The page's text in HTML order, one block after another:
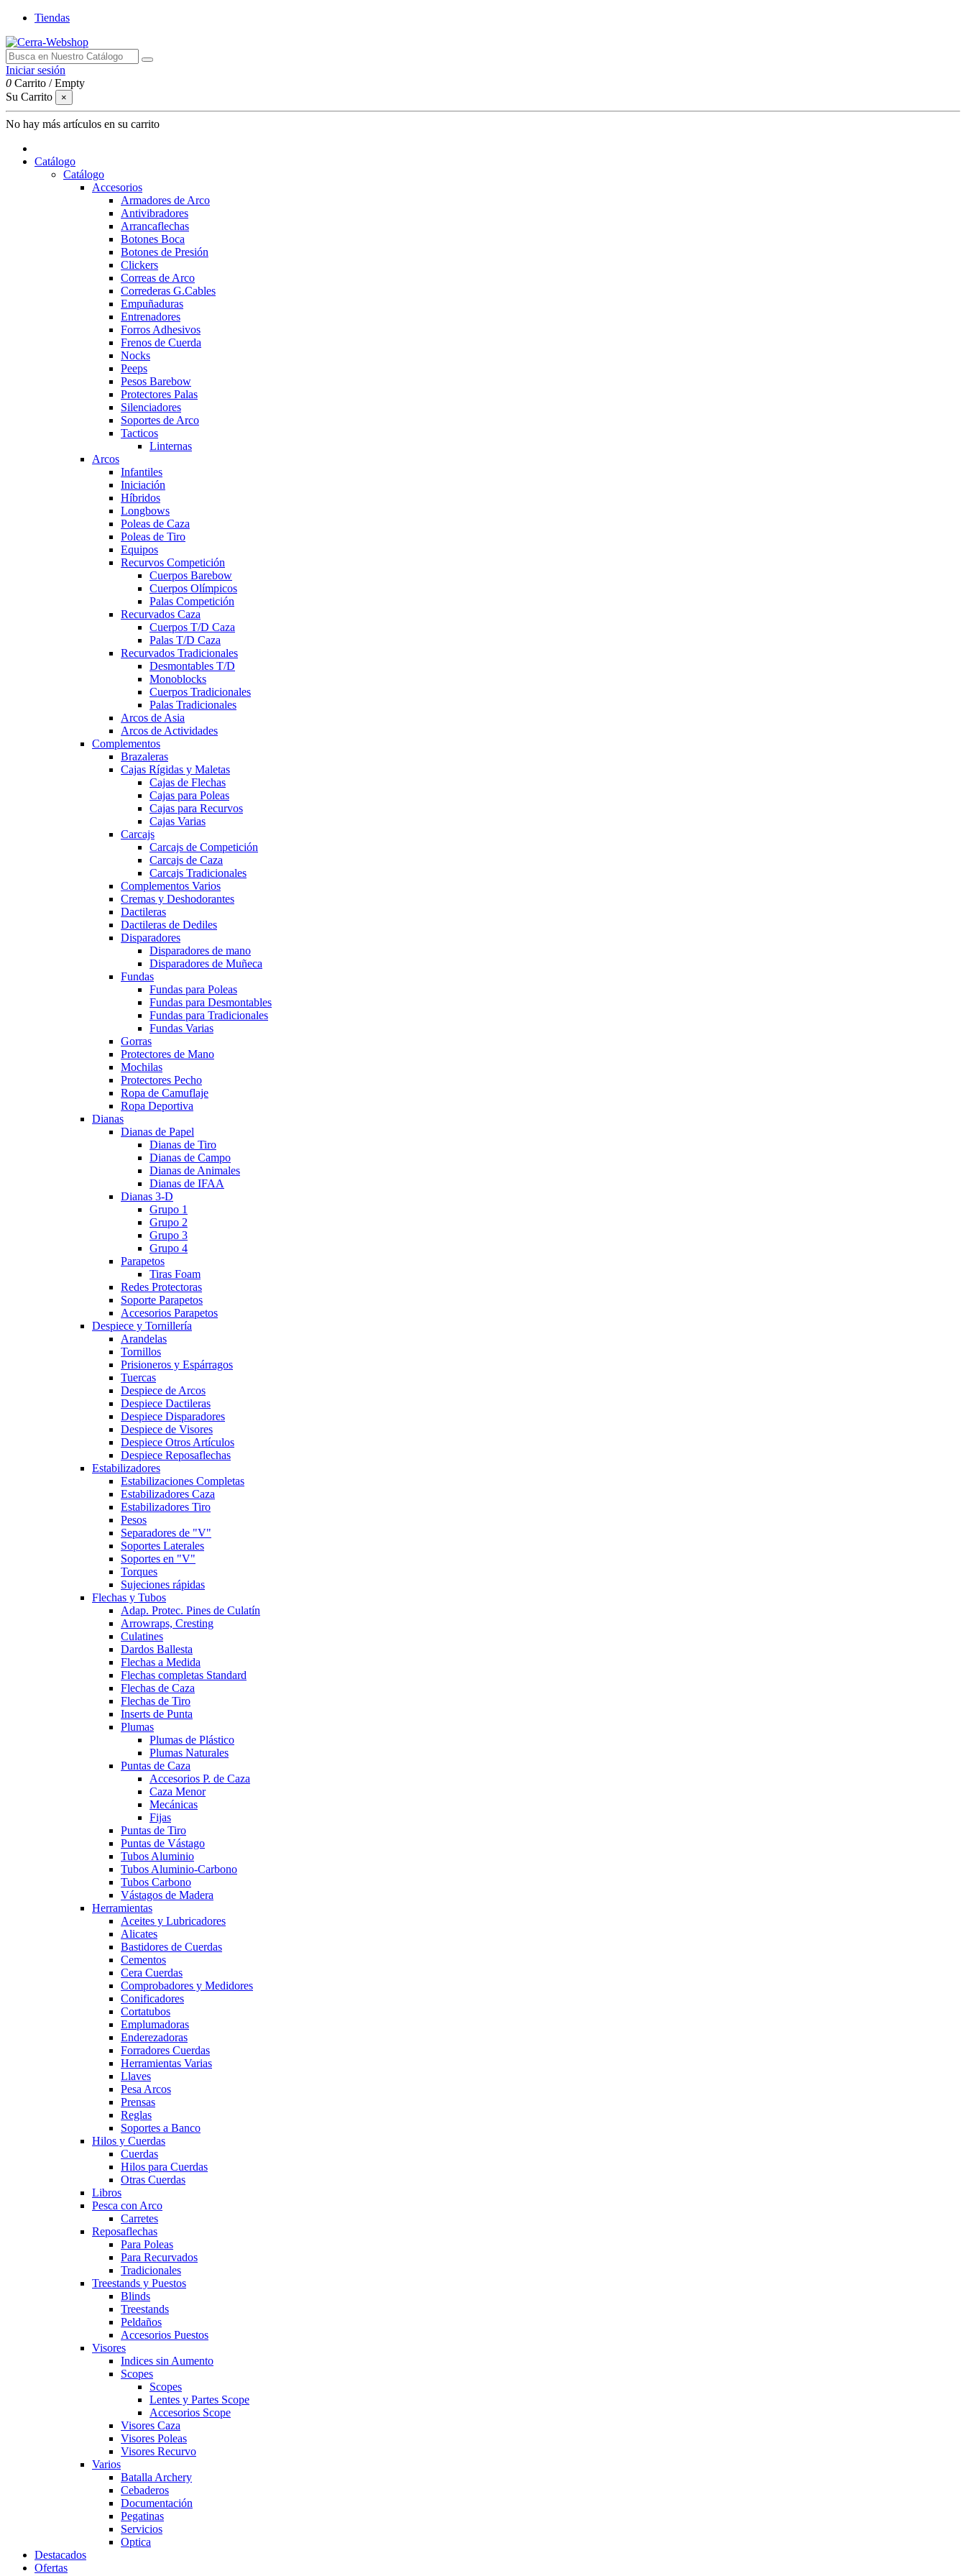
Tiendas
Iniciar sesión
0 Carrito /Empty
Su Carrito
×
No hay más artículos en su carrito
Catálogo
Catálogo
Accesorios
Armadores de Arco
Antivibradores
Arrancaflechas
Botones Boca
Botones de Presión
Clickers
Correas de Arco
Correderas G.Cables
Empuñaduras
Entrenadores
Forros Adhesivos
Frenos de Cuerda
Nocks
Peeps
Pesos Barebow
Protectores Palas
Silenciadores
Soportes de Arco
Tacticos
Linternas
Arcos
Infantiles
Iniciación
Híbridos
Longbows
Poleas de Caza
Poleas de Tiro
Equipos
Recurvos Competición
Cuerpos Barebow
Cuerpos Olímpicos
Palas Competición
Recurvados Caza
Cuerpos T/D Caza
Palas T/D Caza
Recurvados Tradicionales
Desmontables T/D
Monoblocks
Cuerpos Tradicionales
Palas Tradicionales
Arcos de Asia
Arcos de Actividades
Complementos
Brazaleras
Cajas Rígidas y Maletas
Cajas de Flechas
Cajas para Poleas
Cajas para Recurvos
Cajas Varias
Carcajs
Carcajs de Competición
Carcajs de Caza
Carcajs Tradicionales
Complementos Varios
Cremas y Deshodorantes
Dactileras
Dactileras de Dediles
Disparadores
Disparadores de mano
Disparadores de Muñeca
Fundas
Fundas para Poleas
Fundas para Desmontables
Fundas para Tradicionales
Fundas Varias
Gorras
Protectores de Mano
Mochilas
Protectores Pecho
Ropa de Camuflaje
Ropa Deportiva
Dianas
Dianas de Papel
Dianas de Tiro
Dianas de Campo
Dianas de Animales
Dianas de IFAA
Dianas 3-D
Grupo 1
Grupo 2
Grupo 3
Grupo 4
Parapetos
Tiras Foam
Redes Protectoras
Soporte Parapetos
Accesorios Parapetos
Despiece y Tornillería
Arandelas
Tornillos
Prisioneros y Espárragos
Tuercas
Despiece de Arcos
Despiece Dactileras
Despiece Disparadores
Despiece de Visores
Despiece Otros Artículos
Despiece Reposaflechas
Estabilizadores
Estabilizaciones Completas
Estabilizadores Caza
Estabilizadores Tiro
Pesos
Separadores de "V"
Soportes Laterales
Soportes en "V"
Torques
Sujeciones rápidas
Flechas y Tubos
Adap. Protec. Pines de Culatín
Arrowraps, Cresting
Culatines
Dardos Ballesta
Flechas a Medida
Flechas completas Standard
Flechas de Caza
Flechas de Tiro
Inserts de Punta
Plumas
Plumas de Plástico
Plumas Naturales
Puntas de Caza
Accesorios P. de Caza
Caza Menor
Mecánicas
Fijas
Puntas de Tiro
Puntas de Vástago
Tubos Aluminio
Tubos Aluminio-Carbono
Tubos Carbono
Vástagos de Madera
Herramientas
Aceites y Lubricadores
Alicates
Bastidores de Cuerdas
Cementos
Cera Cuerdas
Comprobadores y Medidores
Conificadores
Cortatubos
Emplumadoras
Enderezadoras
Forradores Cuerdas
Herramientas Varias
Llaves
Pesa Arcos
Prensas
Reglas
Soportes a Banco
Hilos y Cuerdas
Cuerdas
Hilos para Cuerdas
Otras Cuerdas
Libros
Pesca con Arco
Carretes
Reposaflechas
Para Poleas
Para Recurvados
Tradicionales
Treestands y Puestos
Blinds
Treestands
Peldaños
Accesorios Puestos
Visores
Indices sin Aumento
Scopes
Scopes
Lentes y Partes Scope
Accesorios Scope
Visores Caza
Visores Poleas
Visores Recurvo
Varios
Batalla Archery
Cebaderos
Documentación
Pegatinas
Servicios
Optica
Destacados
Ofertas